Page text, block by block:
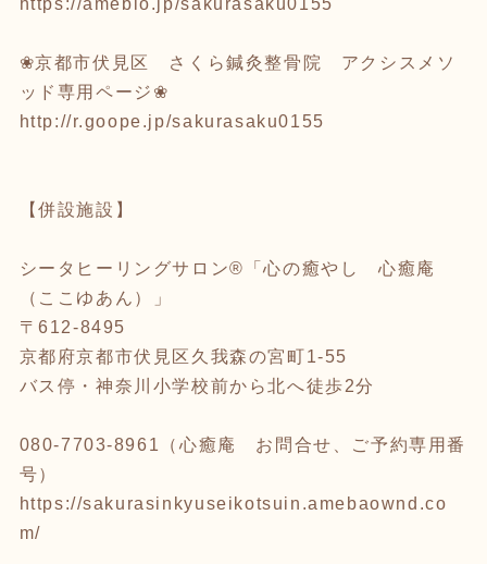
https://ameblo.jp/sakurasaku0155
❀京都市伏見区 さくら鍼灸整骨院 アクシスメソ
ッド専用ページ❀
http://r.goope.jp/sakurasaku0155
【併設施設】
シータヒーリングサロン®「心の癒やし 心癒庵
（ここゆあん）」
〒612-8495
京都府京都市伏見区久我森の宮町1-55
バス停・神奈川小学校前から北へ徒歩2分
080-7703-8961（心癒庵 お問合せ、ご予約専用番
号）
https://sakurasinkyuseikotsuin.amebaownd.co
m/